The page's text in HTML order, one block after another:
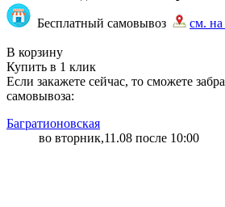
Бесплатный самовывоз
см. на
В корзину
Купить в 1 клик
Если закажете сейчас, то сможете
самовывоза:
Багратионовская
во вторник,11.08 после 10:00